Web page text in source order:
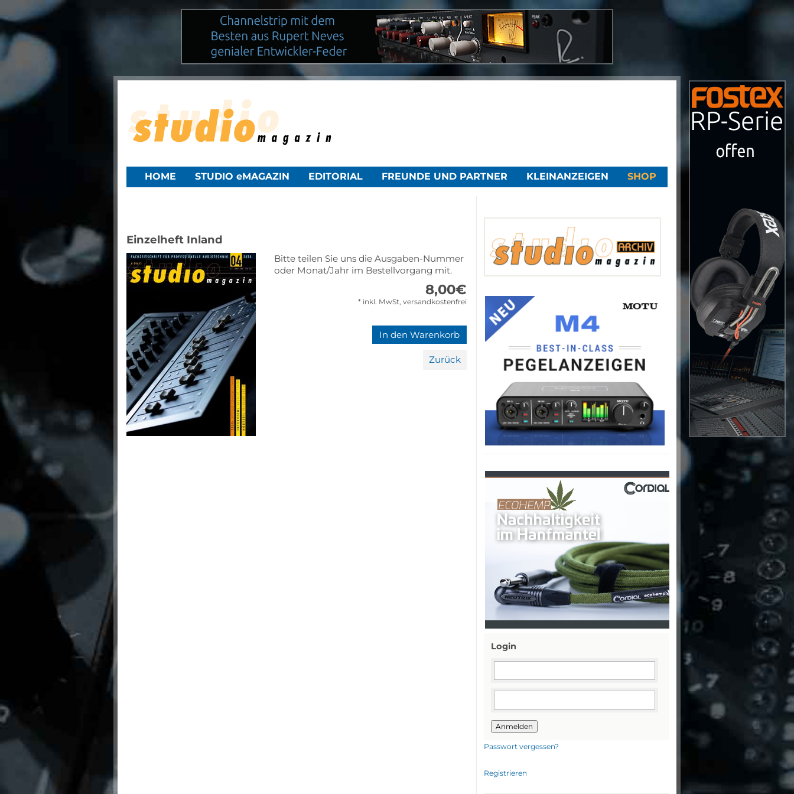
NAVIGATION
ÜBERSPRINGEN
HOME STUDIO eMAGAZIN EDITORIAL FREUNDE UND PARTNER KLEINANZEIGEN SHOP
Einzelheft Inland
Bitte teilen Sie uns die Ausgaben-Nummer
oder Monat/Jahr im Bestellvorgang mit.
8,00€
* inkl. MwSt, versandkostenfrei
Zurück
Login
Anmelden
Passwort vergessen?
Registrieren